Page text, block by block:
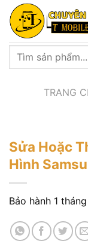
Skip
content
Tìm
TRANG
Sửa Hoặc
Hình
Bảo hành 1 tháng